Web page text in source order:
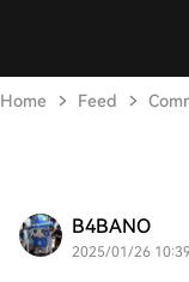
Home Feed
B4BANO
2025/01/26 10:39